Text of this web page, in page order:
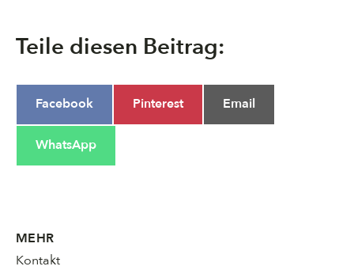
Teile diesen Beitrag:
Share
Facebook Share
Pinterest Share
Email
Share
WhatsApp
MEHR
Kontakt